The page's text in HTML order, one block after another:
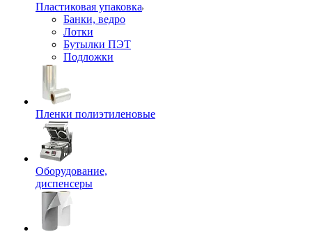
Пластиковая упаковка
Банки, ведро
Лотки
Бутылки ПЭТ
Подложки
Пленки полиэтиленовые
Оборудование,
диспенсеры